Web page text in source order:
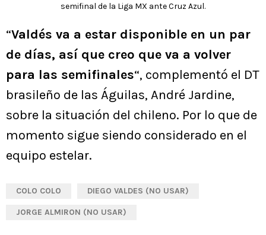
semifinal de la Liga MX ante Cruz Azul.
“Valdés va a estar disponible en un par
de días, así que creo que va a volver
para las semifinales“, complementó el DT
brasileño de las Águilas, André Jardine,
sobre la situación del chileno. Por lo que de
momento sigue siendo considerado en el
equipo estelar.
COLO COLO DIEGO VALDES (NO USAR)
JORGE ALMIRON (NO USAR)